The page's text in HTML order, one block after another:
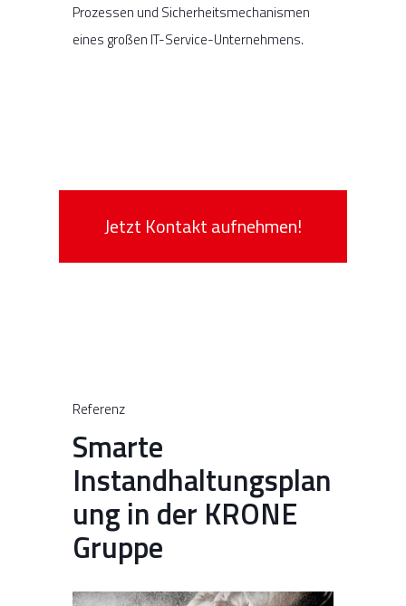
Prozessen und Sicherheitsmechanismen
eines großen IT-Service-Unternehmens.
Jetzt Kontakt aufnehmen!
Referenz
Smarte
Instandhaltungsplan
ung in der KRONE
Gruppe